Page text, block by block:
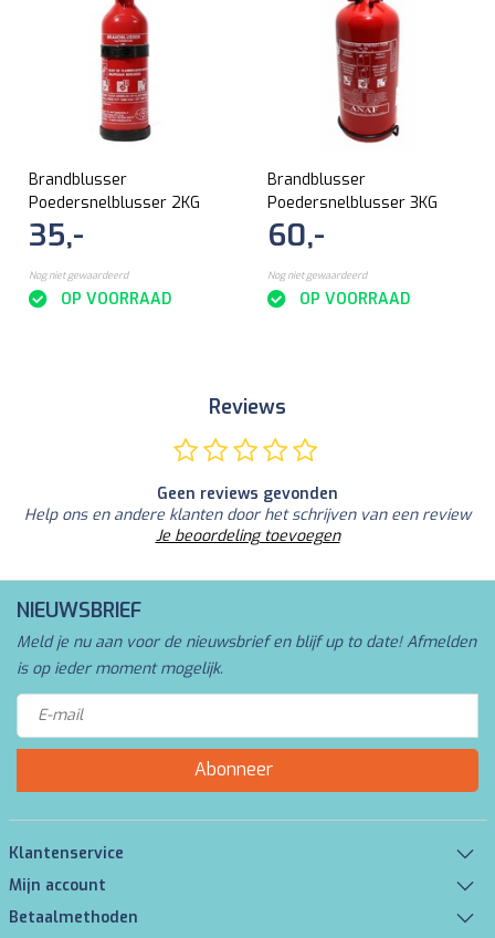
Brandblusser
Poedersnelblusser 2KG
35,-
Nog niet gewaardeerd
OP VOORRAAD
Brandblusser
Poedersnelblusser 3KG
60,-
Nog niet gewaardeerd
OP VOORRAAD
Reviews
Geen reviews gevonden
Help ons en andere klanten door het schrijven van een review
Je beoordeling toevoegen
NIEUWSBRIEF
Meld je nu aan voor de nieuwsbrief en blijf up to date! Afmelden
is op ieder moment mogelijk.
Abonneer
Klantenservice
Mijn account
Betaalmethoden